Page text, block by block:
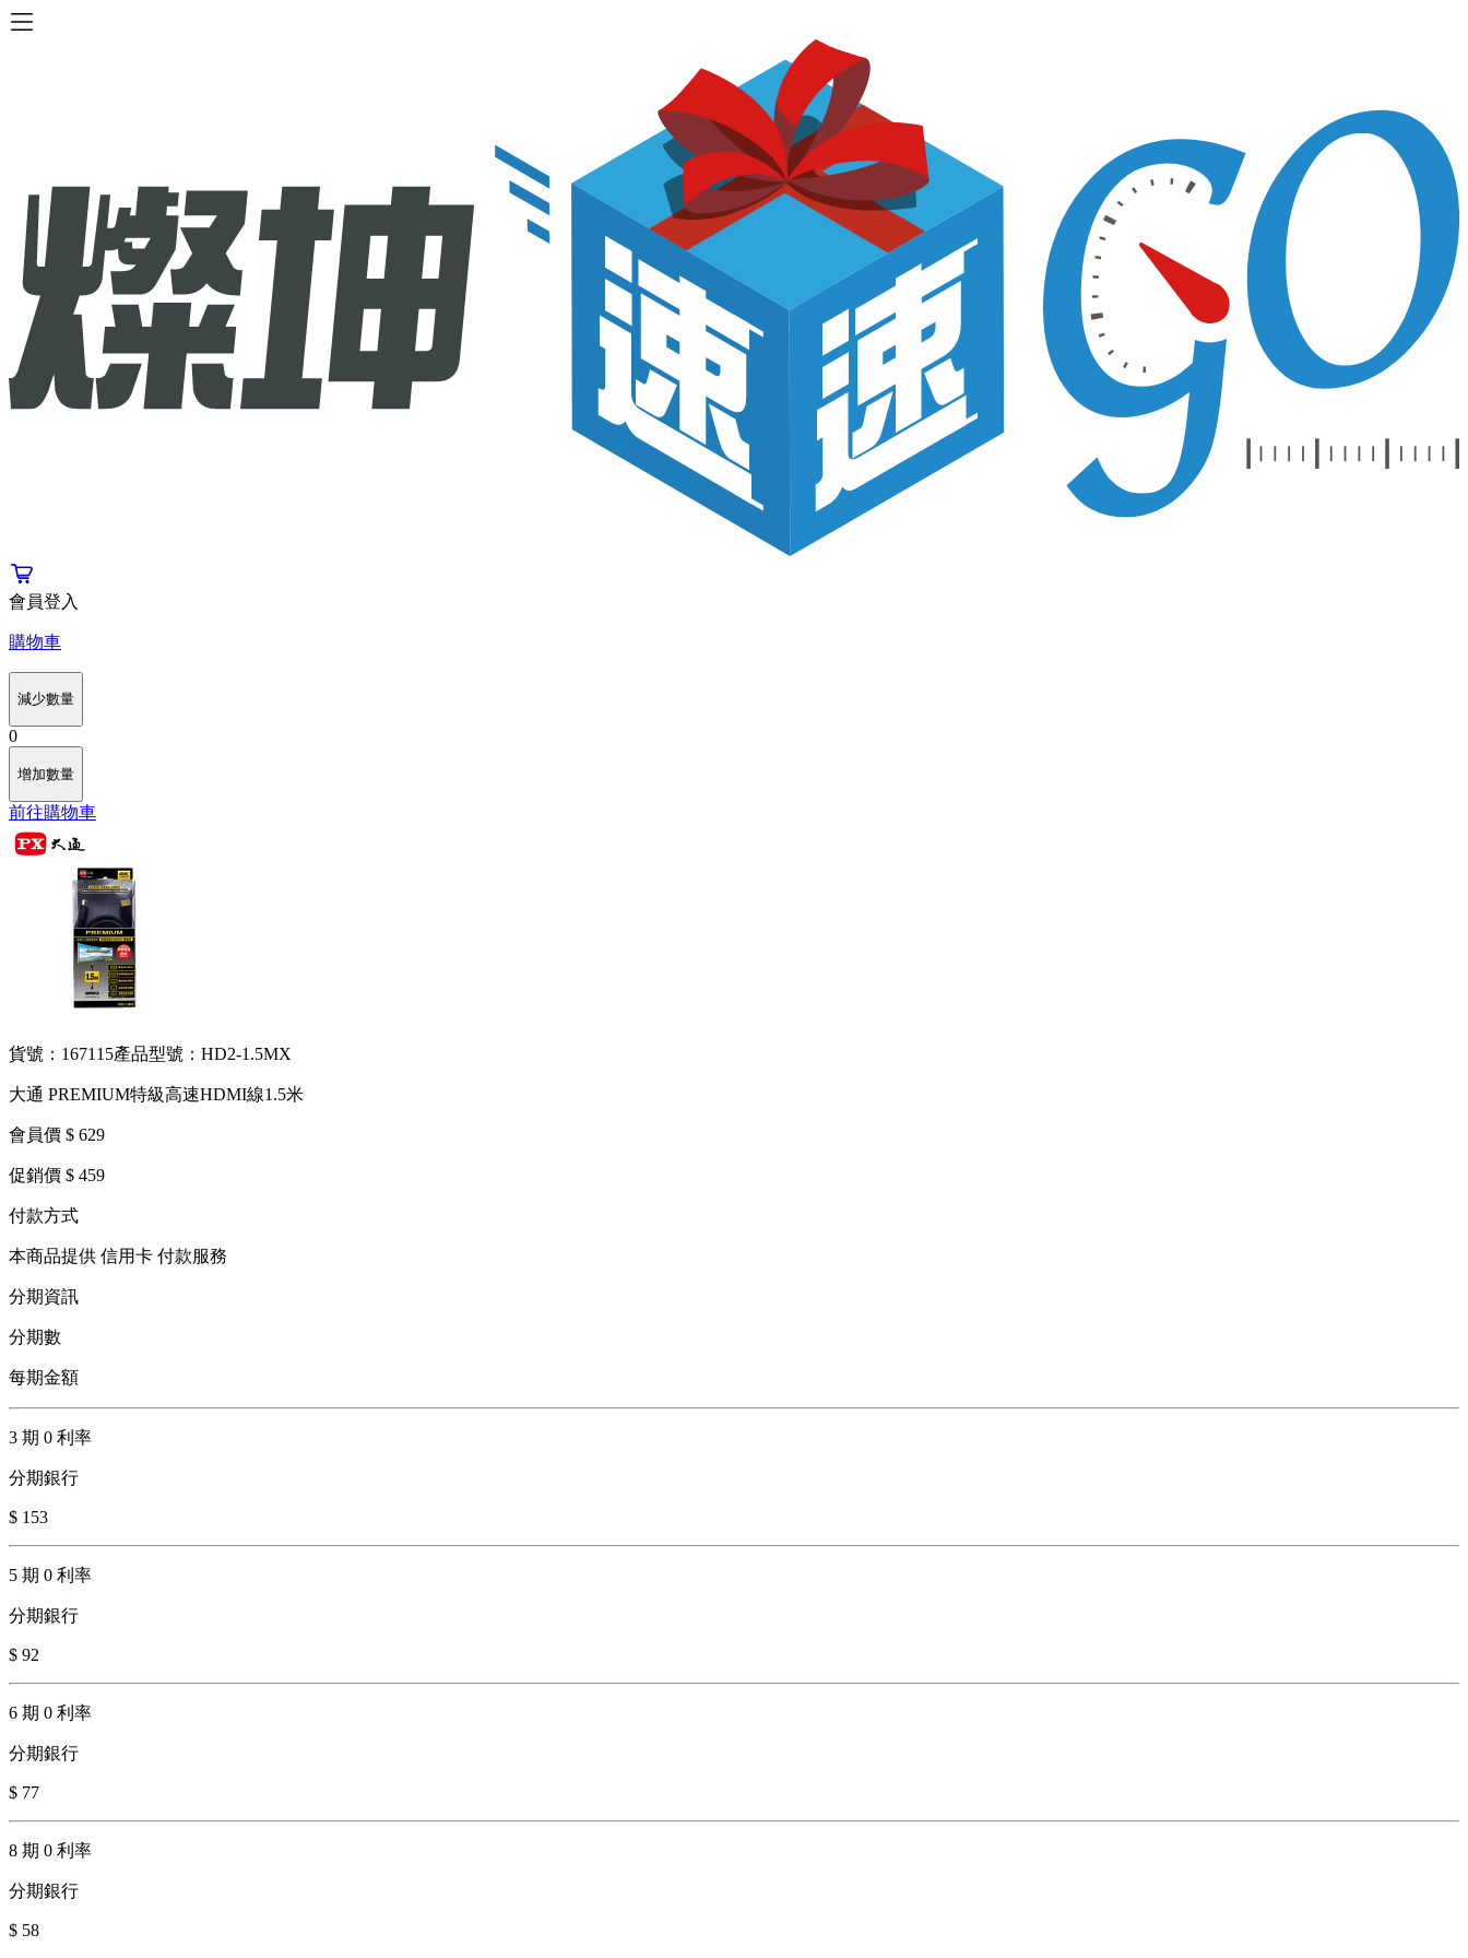
會員登入
購物車
減少數量
0
增加數量
前往購物車
貨號：167115產品型號：HD2-1.5MX
大通 PREMIUM特級高速HDMI線1.5米
會員價 $ 629
促銷價 $ 459
付款方式
本商品提供 信用卡 付款服務
分期資訊
分期數
每期金額
3 期 0 利率
分期銀行
$ 153
5 期 0 利率
分期銀行
$ 92
6 期 0 利率
分期銀行
$ 77
8 期 0 利率
分期銀行
$ 58